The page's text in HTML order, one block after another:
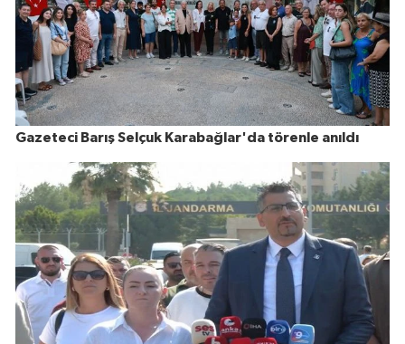
Gazeteci Barış Selçuk Karabağlar'da törenle anıldı